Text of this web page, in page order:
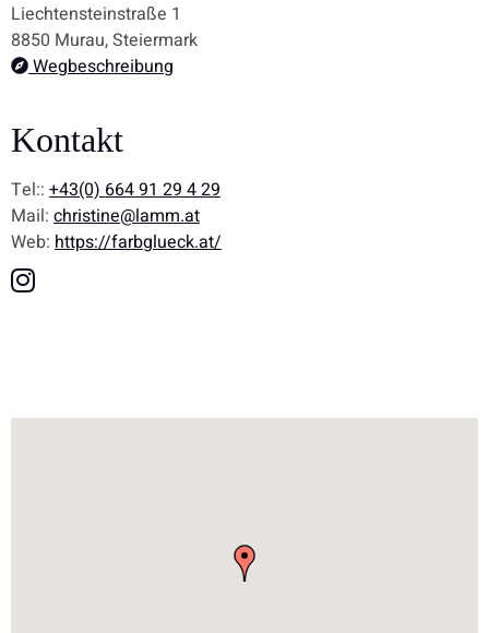
Liechtensteinstraße 1
8850 Murau, Steiermark
Wegbeschreibung
Kontakt
Tel:: +43(0) 664 91 29 4 29
Mail: christine@lamm.at
Web: https://farbglueck.at/